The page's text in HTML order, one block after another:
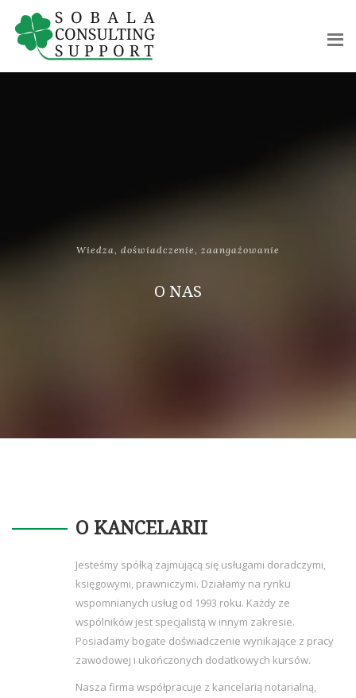
Wiedza, doświadczenie, zaangażowanie
O NAS
O KANCELARII
Jesteśmy spółką zajmującą się usługami doradczymi,
księgowymi, prawniczymi. Działamy na rynku
wspomnianych usług od 1993 roku. Każdy ze
wspólników jest specjalistą w innym zakresie.
Posiadamy bogate doświadczenie wynikające z pracy
zawodowej i ukończonych dodatkowych kursów.
Nasza firma współpracuje z kancelarią notarialną,